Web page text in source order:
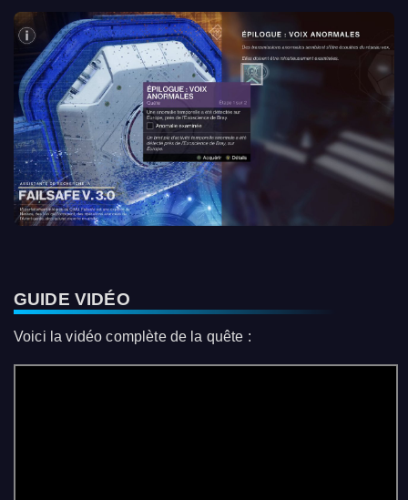
GUIDE VIDÉO
Voici la vidéo complète de la quête :